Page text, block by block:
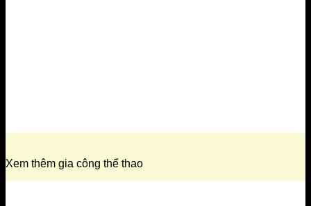
Xem thêm gia công thể thao